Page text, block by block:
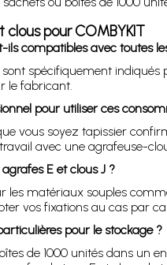
clous pour COMBYKIT
ils compatibles avec toutes
spécifiquement indiqués
le fabricant.
pour utiliser ces
vous soyez tapissier
avec une agrafeuse-
E et clous J ?
les matériaux souples
vos fixations au cas par
pour le stockage ?
de 1000 unités dans un